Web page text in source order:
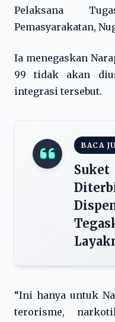
Pelaksana
Pemasyarakatan,
Ia menegaskan
99 tidak akan
integrasi tersebut.
BACA
“Ini hanya untuk
terorisme,